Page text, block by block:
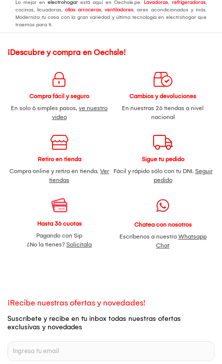
Lo mejor en electrohogar está aquí en Oechsle.pe. Lavadoras, refrigeradoras,
cocinas, licuadoras, ollas arroceras, ventiladores, aires acondicionados y más.
Moderniza tu casa con la gran variedad y última tecnología en electrohogar que
traemos para ti.
¡Descubre y compra en Oechsle!
Compra fácil y seguro
En solo 6 simples pasos, ve nuestro
video
Cambios y devoluciones
En nuestras 26 tiendas a nivel
nacional
Retiro en tienda
Compra online y retira en tienda. Ver
tiendas
Sigue tu pedido
Fácil y rápido sólo con tu DNI. Seguir
pedido
Hasta 36 cuotas
Pagando con Sip
¿No la tienes? Solicítala
Chatea con nosotros
Escríbenos a nuestro Whatsapp
Chat
¡Recibe nuestras ofertas y novedades!
Suscríbete y recibe en tu inbox todas nuestras ofertas
exclusivas y novedades